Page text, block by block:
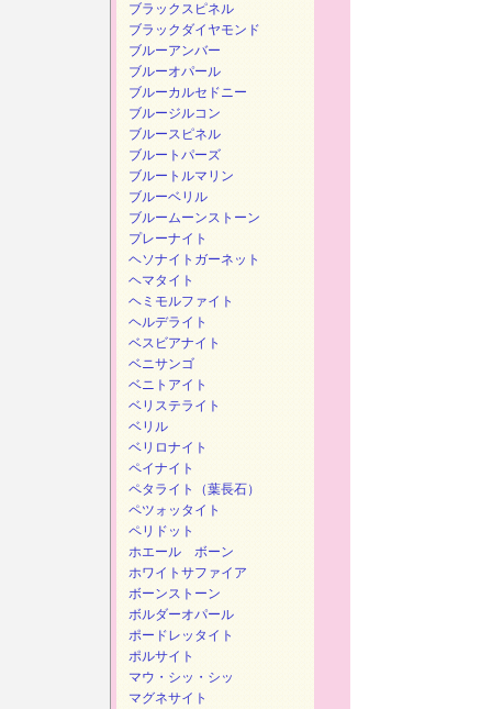
ブラックスピネル
ブラックダイヤモンド
ブルーアンバー
ブルーオパール
ブルーカルセドニー
ブルージルコン
ブルースピネル
ブルートパーズ
ブルートルマリン
ブルーベリル
ブルームーンストーン
プレーナイト
ヘソナイトガーネット
ヘマタイト
ヘミモルファイト
ヘルデライト
ベスビアナイト
ベニサンゴ
ベニトアイト
ベリステライト
ベリル
ベリロナイト
ペイナイト
ペタライト（葉長石）
ペツォッタイト
ペリドット
ホエール ボーン
ホワイトサファイア
ボーンストーン
ボルダーオパール
ポードレッタイト
ポルサイト
マウ・シッ・シッ
マグネサイト